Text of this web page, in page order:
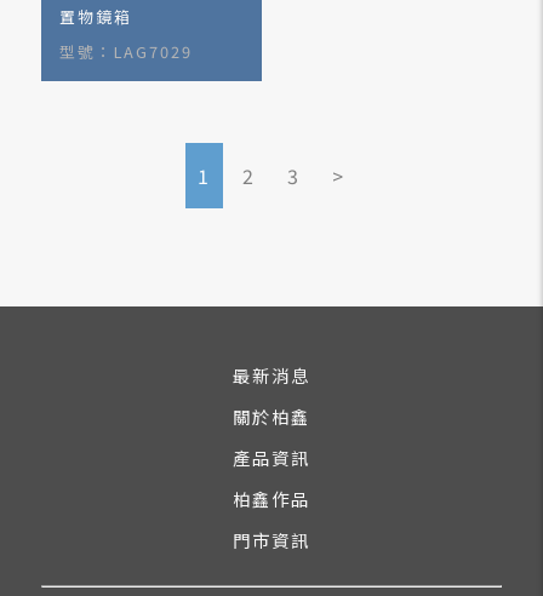
置物鏡箱
型號：LAG7029
1 2 3 >
最新消息
關於柏鑫
產品資訊
柏鑫作品
門市資訊